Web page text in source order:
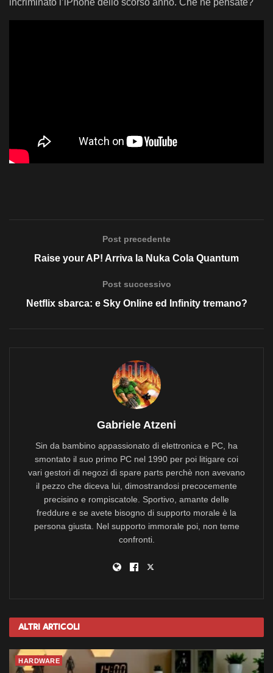
incriminato l’iPhone dello scorso anno. Che ne pensate?
Post precedente
Raise your AP! Arriva la Nuka Cola Quantum
Post successivo
Netflix sbarca: e Sky Online ed Infinity tremano?
Gabriele Atzeni
Sin da bambino appassionato di elettronica e PC, ha
smontato il suo primo PC nel 1990 per poi litigare coi
vari gestori di negozi di spare parts perchè non avevano
il pezzo che diceva lui, dimostrandosi precocemente
precisino e rompiscatole. Sportivo, amante delle
freddure e se avete bisogno di supporto morale è la
persona giusta. Nel supporto immorale poi, non teme
confronti.
Altri Articoli
HARDWARE